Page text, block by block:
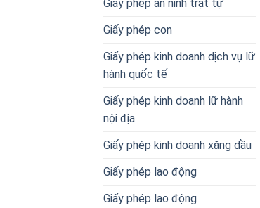
Giấy phép an ninh trật tự
Giấy phép con
Giấy phép kinh doanh dịch vụ lữ
hành quốc tế
Giấy phép kinh doanh lữ hành
nội địa
Giấy phép kinh doanh xăng dầu
Giấy phép lao động
Giấy phép lao động